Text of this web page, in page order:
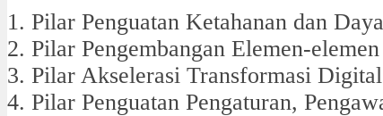
1. Pilar Penguatan Ketahanan dan
2. Pilar Pengembangan Elemen-
3. Pilar Akselerasi Transformasi Digital
4. Pilar Penguatan Pengaturan,